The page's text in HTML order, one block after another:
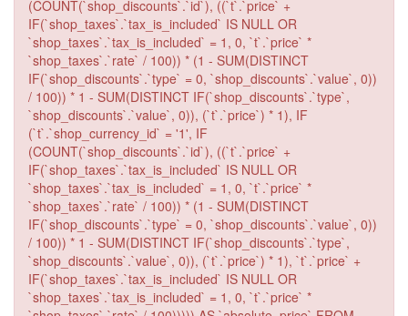
(COUNT(`shop_discounts`.`id`), ((`t`.`price` +
IF(`shop_taxes`.`tax_is_included` IS NULL OR
`shop_taxes`.`tax_is_included` = 1, 0, `t`.`price` *
`shop_taxes`.`rate` / 100)) * (1 - SUM(DISTINCT
IF(`shop_discounts`.`type` = 0, `shop_discounts`.`value`, 0))
/ 100)) * 1 - SUM(DISTINCT IF(`shop_discounts`.`type`,
`shop_discounts`.`value`, 0)), (`t`.`price`) * 1), IF
(`t`.`shop_currency_id` = '1', IF
(COUNT(`shop_discounts`.`id`), ((`t`.`price` +
IF(`shop_taxes`.`tax_is_included` IS NULL OR
`shop_taxes`.`tax_is_included` = 1, 0, `t`.`price` *
`shop_taxes`.`rate` / 100)) * (1 - SUM(DISTINCT
IF(`shop_discounts`.`type` = 0, `shop_discounts`.`value`, 0))
/ 100)) * 1 - SUM(DISTINCT IF(`shop_discounts`.`type`,
`shop_discounts`.`value`, 0)), (`t`.`price`) * 1), `t`.`price` +
IF(`shop_taxes`.`tax_is_included` IS NULL OR
`shop_taxes`.`tax_is_included` = 1, 0, `t`.`price` *